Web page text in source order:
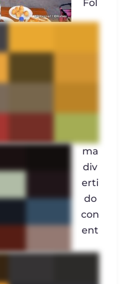
Fol
ma
div
erti
do
con
ent